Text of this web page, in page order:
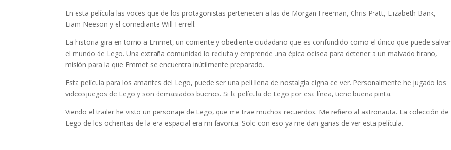
En esta película las voces que de los protagonistas pertenecen a las de Morgan Freeman, Chris Pratt, Elizabeth Bank,
Liam Neeson y el comediante Will Ferrell.
La historia gira en torno a Emmet, un corriente y obediente ciudadano que es confundido como el único que puede salvar
el mundo de Lego. Una extraña comunidad lo recluta y emprende una épica odisea para detener a un malvado tirano,
misión para la que Emmet se encuentra inútilmente preparado.
Esta película para los amantes del Lego, puede ser una pelí llena de nostalgia digna de ver. Personalmente he jugado los
videosjuegos de Lego y son demasiados buenos. Si la película de Lego por esa línea, tiene buena pinta.
Viendo el trailer he visto un personaje de Lego, que me trae muchos recuerdos. Me refiero al astronauta. La colección de
Lego de los ochentas de la era espacial era mi favorita. Solo con eso ya me dan ganas de ver esta película.